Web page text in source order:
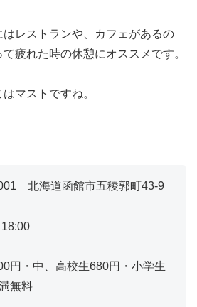
はレストランや、カフェがあるの
疲れた時の休憩にオススメです。
マストですね。
北海道函館市五稜郭町43-9
円・中、高校生680円・小学生
無料